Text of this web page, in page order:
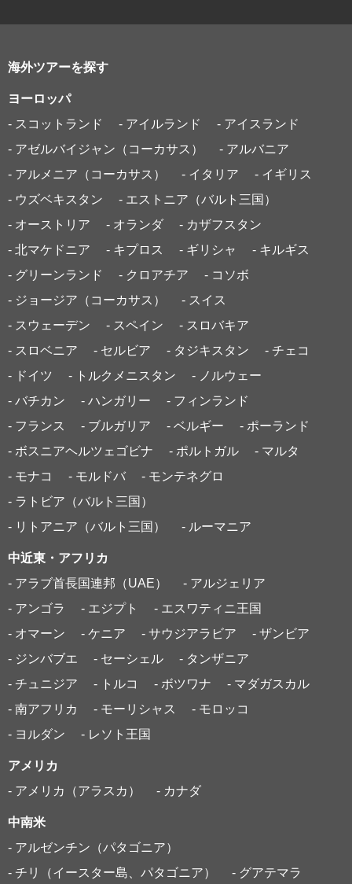
海外ツアーを探す
ヨーロッパ
- スコットランド
- アイルランド
- アイスランド
- アゼルバイジャン（コーカサス）
- アルバニア
- アルメニア（コーカサス）
- イタリア
- イギリス
- ウズベキスタン
- エストニア（バルト三国）
- オーストリア
- オランダ
- カザフスタン
- 北マケドニア
- キプロス - ギリシャ
- キルギス
- グリーンランド
- クロアチア
- コソボ
- ジョージア（コーカサス）
- スイス
- スウェーデン
- スペイン
- スロバキア
- スロベニア
- セルビア - タジキスタン
- チェコ
- ドイツ
- トルクメニスタン
- ノルウェー
- バチカン
- ハンガリー
- フィンランド
- フランス
- ブルガリア - ベルギー
- ポーランド
- ボスニアヘルツェゴビナ
- ポルトガル
- マルタ
- モナコ
- モルドバ
- モンテネグロ
- ラトビア（バルト三国）
- リトアニア（バルト三国）
- ルーマニア
中近東・アフリカ
- アラブ首長国連邦（UAE）
- アルジェリア
- アンゴラ
- エジプト
- エスワティニ王国
- オマーン
- ケニア - サウジアラビア
- ザンビア
- ジンバブエ
- セーシェル
- タンザニア
- チュニジア
- トルコ - ボツワナ
- マダガスカル
- 南アフリカ
- モーリシャス
- モロッコ
- ヨルダン
- レソト王国
アメリカ
- アメリカ（アラスカ）
- カナダ
中南米
- アルゼンチン（パタゴニア）
- チリ（イースター島、パタゴニア）
- グアテマラ